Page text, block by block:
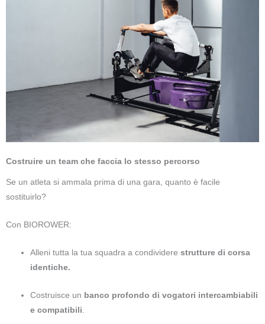
Costruire un team che faccia lo stesso percorso
Se un atleta si ammala prima di una gara, quanto è facile
sostituirlo?
Con BIOROWER:
Alleni tutta la tua squadra a condividerestrutture di corsa
identiche.
Costruisce un banco profondo di vogatori intercambiabili
e compatibili